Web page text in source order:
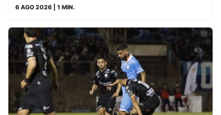
6 AGO 2026 | 1 MIN.